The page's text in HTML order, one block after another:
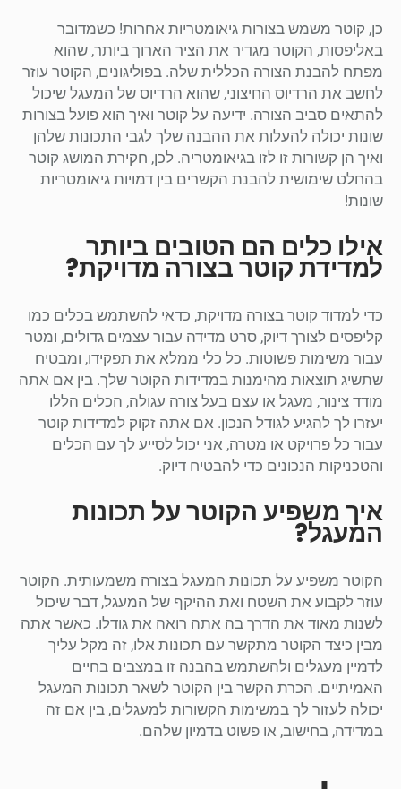
כן, קוטר משמש בצורות גיאומטריות אחרות! כשמדובר
באליפסות, הקוטר מגדיר את הציר הארוך ביותר, שהוא
מפתח להבנת הצורה הכללית שלה. בפוליגונים, הקוטר עוזר
לחשב את הרדיוס החיצוני, שהוא הרדיוס של המעגל שיכול
להתאים סביב הצורה. ידיעה על קוטר ואיך הוא פועל בצורות
שונות יכולה להעלות את ההבנה שלך לגבי התכונות שלהן
ואיך הן קשורות זו לזו בגיאומטריה. לכן, חקירת המושג קוטר
בהחלט שימושית להבנת הקשרים בין דמויות גיאומטריות
שונות!
אילו כלים הם הטובים ביותר
למדידת קוטר בצורה מדויקת?
כדי למדוד קוטר בצורה מדויקת, כדאי להשתמש בכלים כמו
קליפסים לצורך דיוק, סרט מדידה עבור עצמים גדולים, ומטר
עבור משימות פשוטות. כל כלי ממלא את תפקידו, ומבטיח
שתשיג תוצאות מהימנות במדידות הקוטר שלך. בין אם אתה
מודד צינור, מעגל או עצם בעל צורה עגולה, הכלים הללו
יעזרו לך להגיע לגודל הנכון. אם אתה זקוק למדידות קוטר
עבור כל פרויקט או מטרה, אני יכול לסייע לך עם הכלים
והטכניקות הנכונים כדי להבטיח דיוק.
איך משפיע הקוטר על תכונות
המעגל?
הקוטר משפיע על תכונות המעגל בצורה משמעותית. הקוטר
עוזר לקבוע את השטח ואת ההיקף של המעגל, דבר שיכול
לשנות מאוד את הדרך בה אתה רואה את גודלו. כאשר אתה
מבין כיצד הקוטר מתקשר עם תכונות אלו, זה מקל עליך
לדמיין מעגלים ולהשתמש בהבנה זו במצבים בחיים
האמיתיים. הכרת הקשר בין הקוטר לשאר תכונות המעגל
יכולה לעזור לך במשימות הקשורות למעגלים, בין אם זה
במדידה, בחישוב, או פשוט בדמיון שלהם.